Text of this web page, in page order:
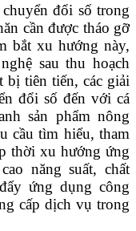
đổi số trong
cần được tháo gỡ
bắt xu hướng này,
sau thu hoạch
bị tiên tiến, các giải
đổi số đến với cá
sản phẩm nông
cầu tìm hiểu, tham
thời xu hướng ứng
năng suất, chất
ứng dụng công
cấp dịch vụ trong